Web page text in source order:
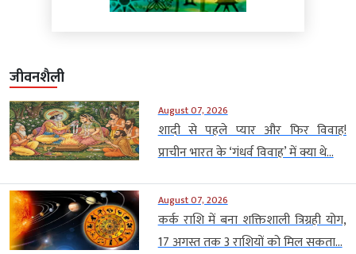
जीवनशैली
August 07, 2026
शादी से पहले प्यार और फिर विवाह!
प्राचीन भारत के ‘गंधर्व विवाह’ में क्या थे...
August 07, 2026
कर्क राशि में बना शक्तिशाली त्रिग्रही योग,
17 अगस्त तक 3 राशियों को मिल सकता...